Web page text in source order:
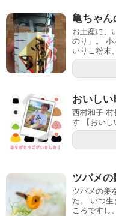
亀ちゃん
お土産に、
のり」。 小
いりこ粉末
おいしい
西村和子 村
す 【おいし
ツバメの
ツバメの巣
た。 いつ生
ころですし